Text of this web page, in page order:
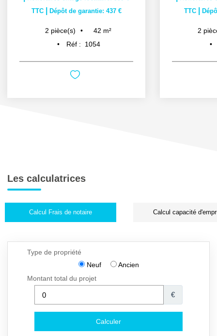
TTC
Dépôt de garantie: 437 €
2 pièce(s) 42 m²
Réf :
1054
TTC
2
Les calculatrices
Calcul Frais de notaire Calcul capacité